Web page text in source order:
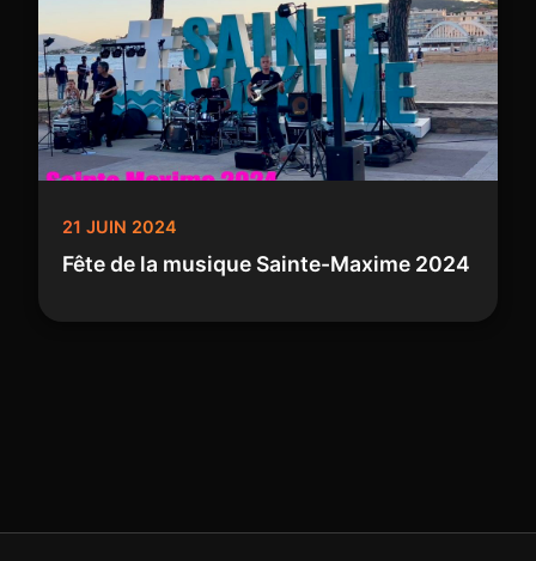
21 JUIN 2024
Fête de la musique Sainte-Maxime 2024